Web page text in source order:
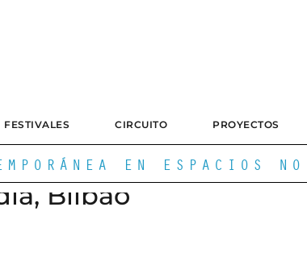
FESTIVALES CIRCUITO PROYECTOS
EN ESPACIOS NO
Bilbao